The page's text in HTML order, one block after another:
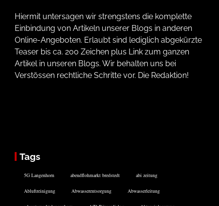
Hiermit untersagen wir strengstens die komplette
Einbindung von Artikeln unserer Blogs in anderen
Online-Angeboten. Erlaubt sind lediglich abgekürzte
Teaser bis ca. 200 Zeichen plus Link zum ganzen
Artikel in unseren Blogs. Wir behalten uns bei
Verstössen rechtliche Schritte vor. Die Redaktion!
Tags
5G Langenhorn abendflohmarkt bredstedt abi zeitung
Abluftreinigung Abwasserentsorgung Abwasserleitung